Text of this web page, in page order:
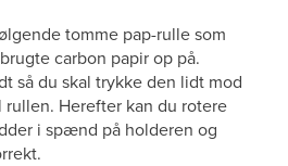
tomme pap-rulle som
carbon papir op på.
så du skal trykke den lidt mod
Herefter kan du rotere
i spænd på holderen og